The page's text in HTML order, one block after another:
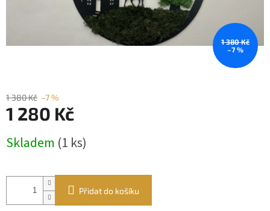
1 380 Kč
–7 %
1 380 Kč –7 %
1 280 Kč
cena:
Skladem (1 ks)
Přidat do košíku